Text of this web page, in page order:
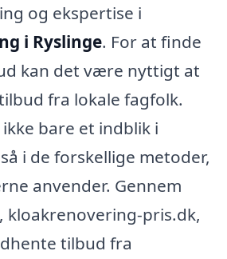
og ekspertise i
i Ryslinge. For at finde
kan det være nyttigt at
fra lokale fagfolk.
bare et indblik i
i de forskellige metoder,
anvender. Gennem
kloakrenovering-pris.dk,
tilbud fra